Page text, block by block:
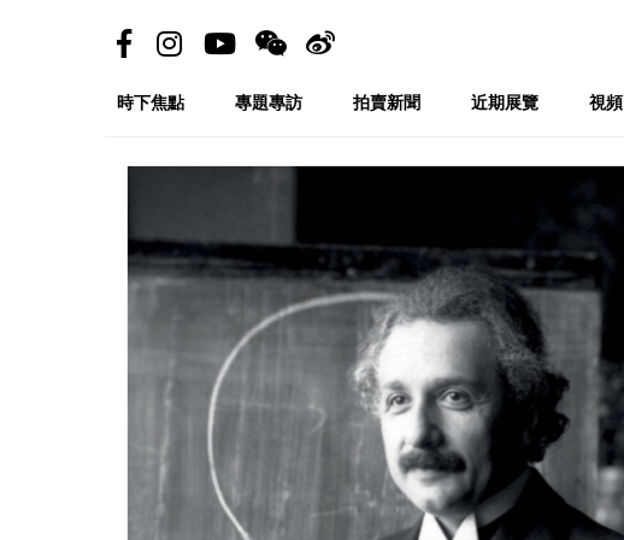
時下焦點 專題專訪 拍賣新聞 近期展覽 視頻